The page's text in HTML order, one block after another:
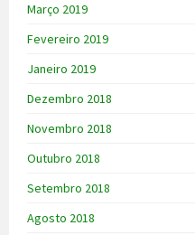
Março 2019
Fevereiro 2019
Janeiro 2019
Dezembro 2018
Novembro 2018
Outubro 2018
Setembro 2018
Agosto 2018